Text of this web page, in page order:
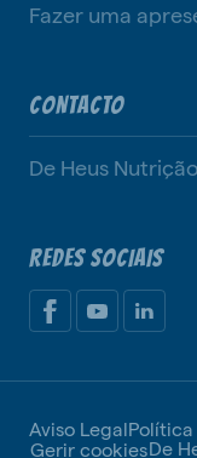
Fazer uma
CONTACTO
De Heus
REDES SOCIAIS
Aviso Legal
Gerir cookiesDe